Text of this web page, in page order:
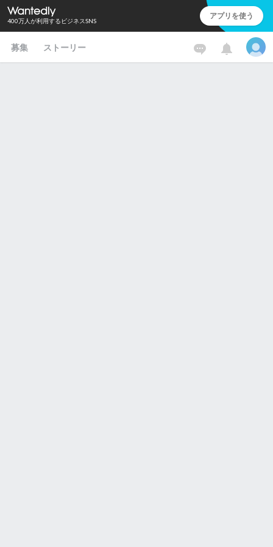
400万人が利用するビジネスSNS アプリを使う
募集 ストーリー